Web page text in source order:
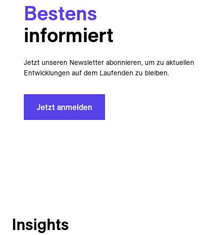
Bestens
informiert
Jetzt unseren Newsletter abonnieren, um zu aktuellen
Entwicklungen auf dem Laufenden zu bleiben.
Jetzt anmelden
Insights